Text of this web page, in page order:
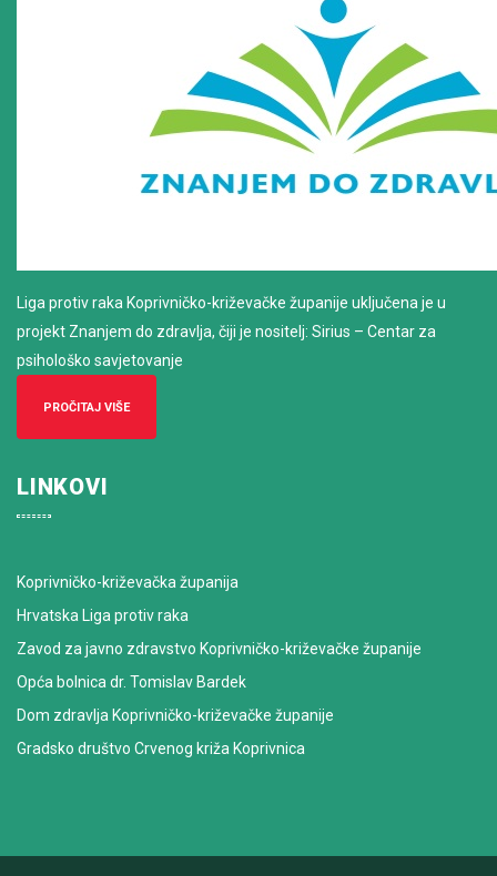
Liga protiv raka Koprivničko-križevačke županije uključena je u
projekt Znanjem do zdravlja, čiji je nositelj: Sirius – Centar za
psihološko savjetovanje
PROČITAJ VIŠE
LINKOVI
Koprivničko-križevačka županija
Hrvatska Liga protiv raka
Zavod za javno zdravstvo Koprivničko-križevačke županije
Opća bolnica dr. Tomislav Bardek
Dom zdravlja Koprivničko-križevačke županije
Gradsko društvo Crvenog križa Koprivnica